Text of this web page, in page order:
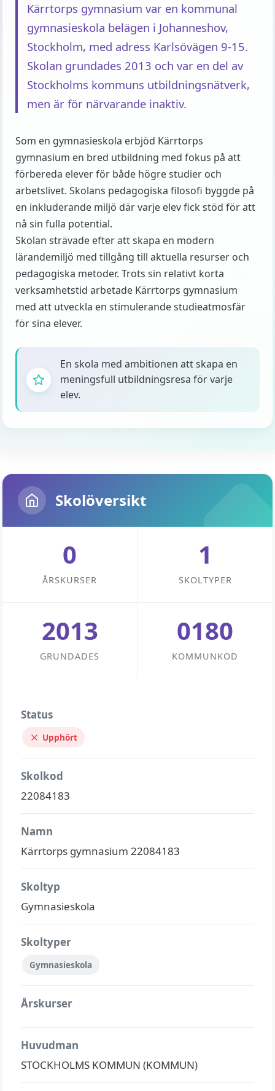
Kärrtorps gymnasium var en kommunal
gymnasieskola belägen i Johanneshov,
Stockholm, med adress Karlsövägen 9-15.
Skolan grundades 2013 och var en del av
Stockholms kommuns utbildningsnätverk,
men är för närvarande inaktiv.
Som en gymnasieskola erbjöd Kärrtorps
gymnasium en bred utbildning med fokus på att
förbereda elever för både högre studier och
arbetslivet. Skolans pedagogiska filosofi byggde på
en inkluderande miljö där varje elev fick stöd för att
nå sin fulla potential.
Skolan strävade efter att skapa en modern
lärandemiljö med tillgång till aktuella resurser och
pedagogiska metoder. Trots sin relativt korta
verksamhetstid arbetade Kärrtorps gymnasium
med att utveckla en stimulerande studieatmosfär
för sina elever.
En skola med ambitionen att skapa en
meningsfull utbildningsresa för varje
elev.
Skolöversikt
0
ÅRSKURSER
1
SKOLTYPER
2013
GRUNDADES
0180
KOMMUNKOD
Status
Upphört
Skolkod
22084183
Namn
Kärrtorps gymnasium 22084183
Skoltyp
Gymnasieskola
Skoltyper
Gymnasieskola
Årskurser
Huvudman
STOCKHOLMS KOMMUN (KOMMUN)